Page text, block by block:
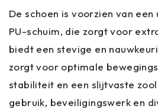
De schoen is voorzien van een
PU-schuim, die zorgt voor
biedt een stevige en
zorgt voor optimale
stabiliteit en een slijtvaste
gebruik, beveiligingswerk en